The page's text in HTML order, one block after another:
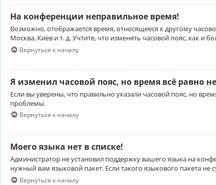
На конференции неправильное время!
Возможно, отображается время, относящееся к другому
Москва, Киев и т. д. Учтите, что изменять часовой пояс, как и
Вернуться к началу
Я изменил часовой пояс, но время всё равно
Если вы уверены, что правильно указали часовой пояс, но
проблемы.
Вернуться к началу
Моего языка нет в списке!
Администратор не установил поддержку вашего языка на
нужный вам языковой пакет. Если такого языкового пакета
Вернуться к началу